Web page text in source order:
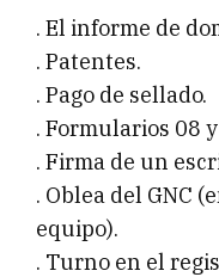
. El informe de
. Patentes.
. Pago de sellado.
. Formularios 08
. Firma de un
. Oblea del GNC
equipo).
. Turno en el